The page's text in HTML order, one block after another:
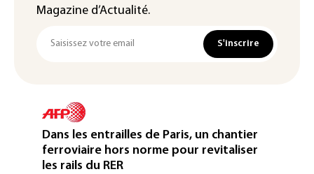
Magazine d’Actualité.
S'inscrire
Dans les entrailles de Paris, un chantier
ferroviaire hors norme pour revitaliser
les rails du RER